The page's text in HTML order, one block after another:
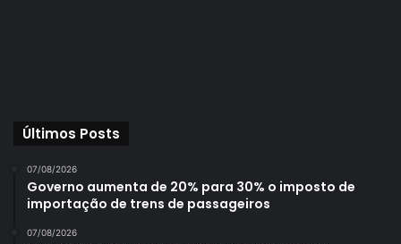
Últimos Posts
07/08/2026
Governo aumenta de 20% para 30% o imposto de
importação de trens de passageiros
07/08/2026